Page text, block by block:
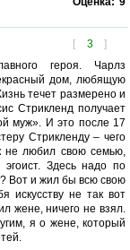
[ 3 ]
героя. Чарлз
дом, любящую
течет размерено и
Стрикленд получает
муж». И это после 17
Стрикленду – чего
не любил свою семью,
Здесь надо по
Вот и жил бы всю свою
искусству не так вот
жене, ничего не взял.
я о жене, который